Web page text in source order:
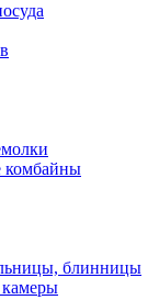
комбайны
блинницы